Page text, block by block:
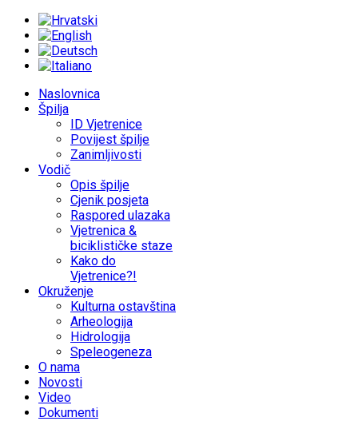
Naslovnica
Špilja
ID Vjetrenice
Povijest špilje
Zanimljivosti
Vodič
Opis špilje
Cjenik posjeta
Raspored ulazaka
Vjetrenica &
biciklističke staze
Kako do
Vjetrenice?!
Okruženje
Kulturna ostavština
Arheologija
Hidrologija
Speleogeneza
O nama
Novosti
Video
Dokumenti